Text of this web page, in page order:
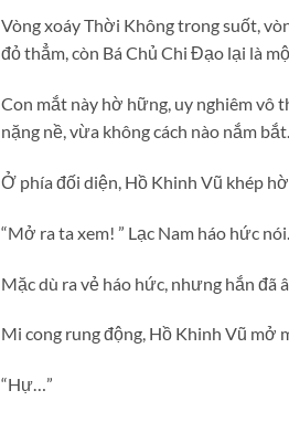
Vòng xoáy Thời Không trong suốt,
đỏ thẳm, còn Bá Chủ Chi Đạo lại là
Con mắt này hờ hững, uy nghiêm vô
nặng nề, vừa không cách nào nắm bắt.
Ở phía đối diện, Hồ Khinh Vũ khép
“Mở ra ta xem! ” Lạc Nam háo hức nói.
Mặc dù ra vẻ háo hức, nhưng hắn đã
Mi cong rung động, Hồ Khinh Vũ mở
“Hự…”